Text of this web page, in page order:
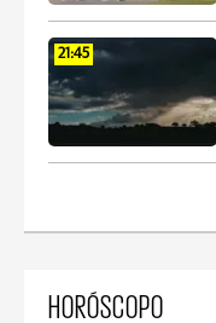
21:45
HORÓSCOPO